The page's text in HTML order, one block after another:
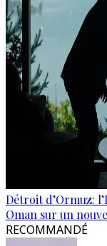
Détroit d’Ormuz:
Oman sur un
RECOMMANDÉ